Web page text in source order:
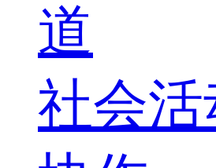
道
社会